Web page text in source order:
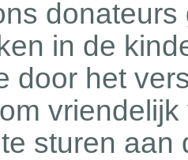
in de
door het
sturen aan